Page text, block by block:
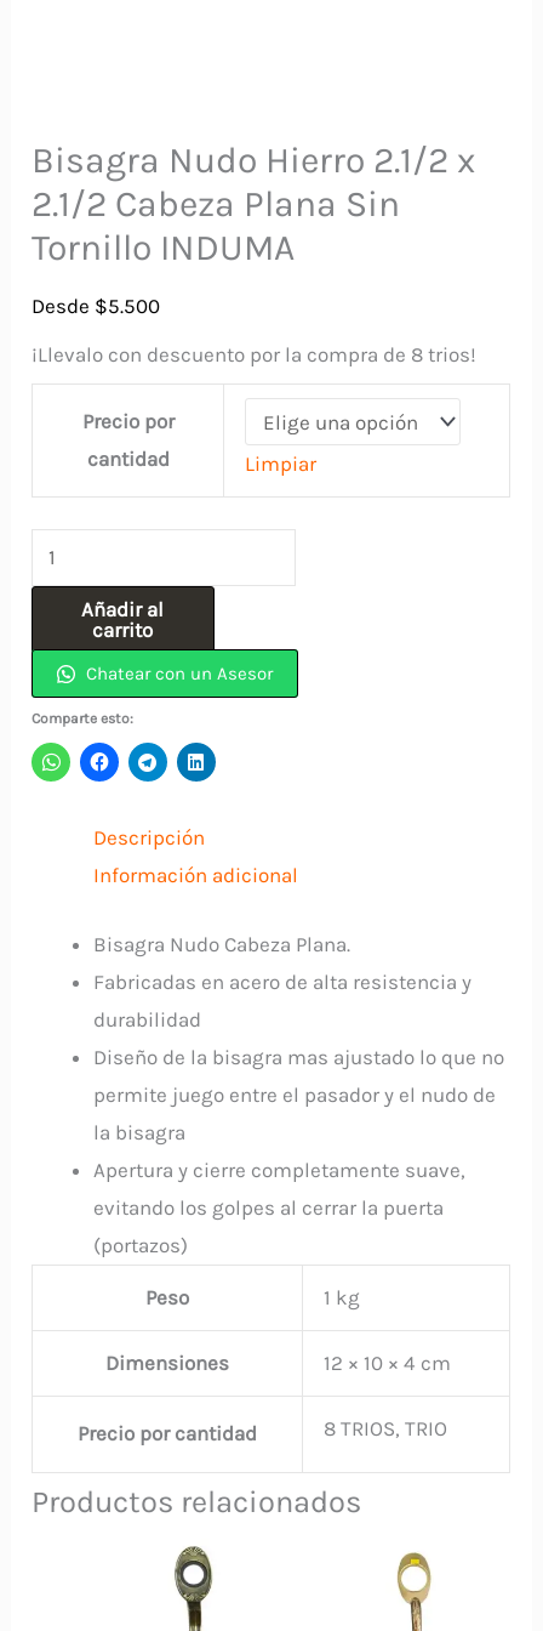
Bisagra Nudo Hierro 2.1/2 x
2.1/2 Cabeza Plana Sin
Tornillo INDUMA
Desde $5.500
¡Llevalo con descuento por la compra de 8 trios!
Precio por
cantidad
Limpiar
Bisagra
Nudo
Hierro
2.1/2
x
2.1/2
Cabeza
Tornillo
cantidad
Añadir al
carrito
Chatear con un Asesor
Comparte esto:
Descripción
Información adicional
Bisagra Nudo Cabeza Plana.
Fabricadas en acero de alta resistencia y
durabilidad
Diseño de la bisagra mas ajustado lo que no
permite juego entre el pasador y el nudo de
la bisagra
Apertura y cierre completamente suave,
evitando los golpes al cerrar la puerta
(portazos)
Peso 1 kg
Dimensiones 12 × 10 × 4 cm
Precio por cantidad 8 TRIOS, TRIO
Productos relacionados